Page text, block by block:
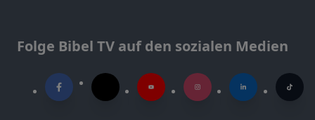
Folge Bibel TV auf den sozialen Medien